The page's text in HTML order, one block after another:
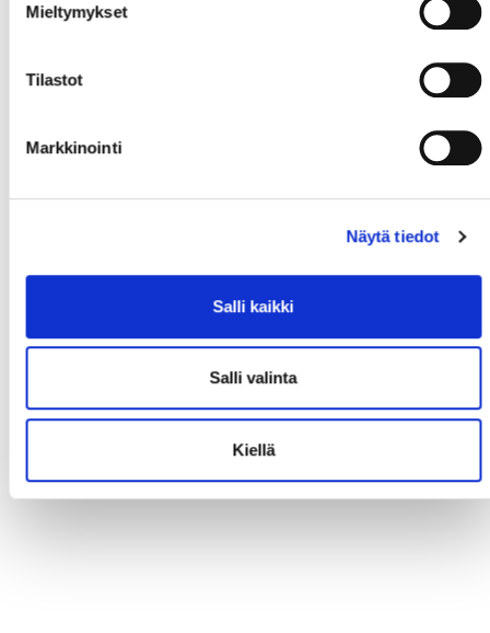
Mieltymykset
Tilastot
Markkinointi
Näytä tiedot
Salli kaikki
Salli valinta
Kiellä